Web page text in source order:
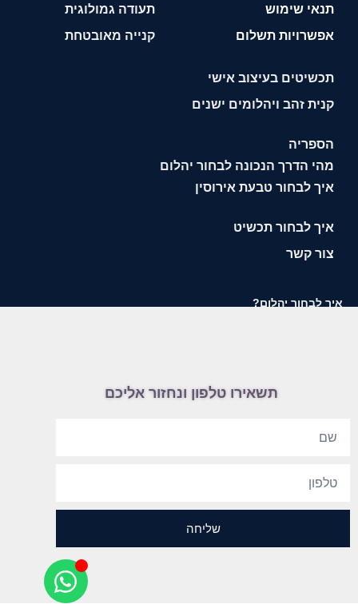
תנאי שימוש
אפשרויות תשלום
תעודה גמולוגית
קנייה מאובטחת
תכשיטים בעיצוב אישי
קנית זהב ויהלומים ישנים
הספריה
מהי הדרך הנכונה לבחור יהלום
איך לבחור טבעת אירוסין
איך לבחור תכשיט
צור קשר
איך לבחור יהלום?
תשאירו טלפון ונחזור אליכם
שליחה